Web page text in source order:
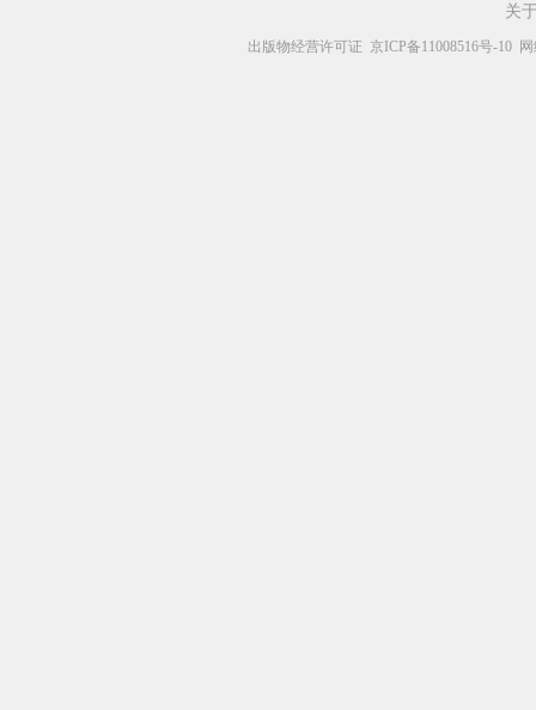
关
出版物经营许可证 京ICP备11008516号-10